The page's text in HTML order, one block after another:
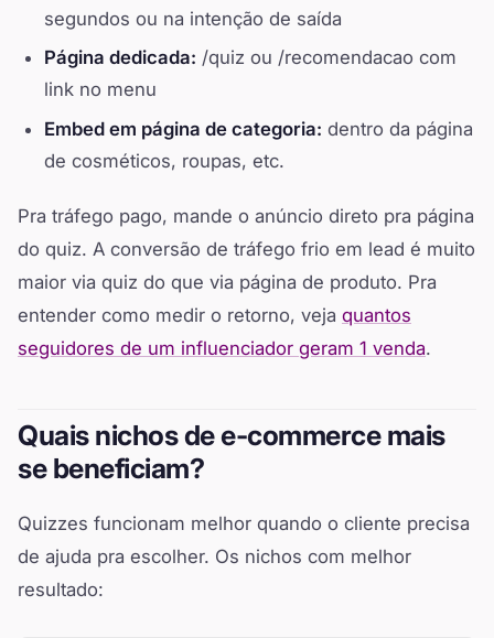
segundos ou na intenção de saída
Página dedicada: /quiz ou /recomendacao com
link no menu
Embed em página de categoria: dentro da página
de cosméticos, roupas, etc.
Pra tráfego pago, mande o anúncio direto pra página
do quiz. A conversão de tráfego frio em lead é muito
maior via quiz do que via página de produto. Pra
entender como medir o retorno, veja quantos
seguidores de um influenciador geram 1 venda.
Quais nichos de e-commerce mais
se beneficiam?
Quizzes funcionam melhor quando o cliente precisa
de ajuda pra escolher. Os nichos com melhor
resultado: